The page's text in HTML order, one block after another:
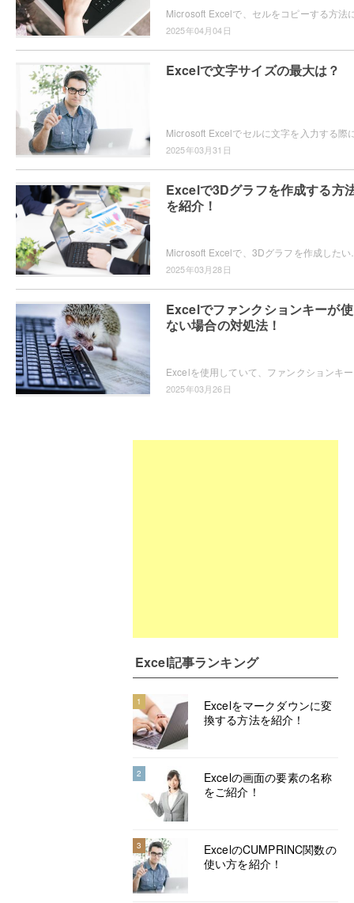
2025年04月04日
Excelで文字サイズの最大は？
2025年03月31日
Excelで3Dグラフを作成する方
を紹介！
2025年03月28日
Excelでファンクションキーが
ない場合の対処法！
2025年03月26日
Excel記事ランキング
1
Excelをマークダウンに変
換する方法を紹介！
2
Excelの画面の要素の名称
をご紹介！
3
ExcelのCUMPRINC関数の
使い方を紹介！